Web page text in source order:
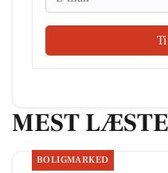
MEST
BOLIGMARKED